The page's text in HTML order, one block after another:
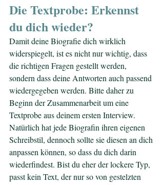
Die Textprobe: Erkennst
du dich wieder?
Damit deine Biografie dich wirklich
widerspiegelt, ist es nicht nur wichtig, dass
die richtigen Fragen gestellt werden,
sondern dass deine Antworten auch passend
wiedergegeben werden. Bitte daher zu
Beginn der Zusammenarbeit um eine
Textprobe aus deinem ersten Interview.
Natürlich hat jede Biografin ihren eigenen
Schreibstil, dennoch sollte sie diesen an dich
anpassen können, so dass du dich darin
wiederfindest. Bist du eher der lockere Typ,
passt kein Text, der nur so von gestelzten